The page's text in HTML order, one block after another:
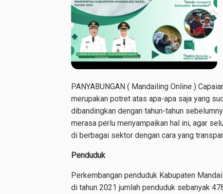
PANYABUNGAN ( Mandailing Online )
merupakan potret atas apa-apa saja yang
dibandingkan dengan tahun-tahun
merasa perlu menyampaikan hal ini, agar
di berbagai sektor dengan cara yang
Penduduk
Perkembangan penduduk Kabupaten
di tahun 2021 jumlah penduduk sebanyak